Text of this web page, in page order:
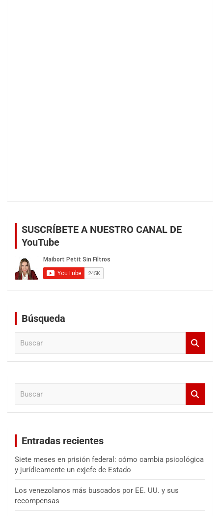
SUSCRÍBETE A NUESTRO CANAL DE
YouTube
Búsqueda
Entradas recientes
Siete meses en prisión federal: cómo cambia psicológica
y jurídicamente un exjefe de Estado
Los venezolanos más buscados por EE. UU. y sus
recompensas